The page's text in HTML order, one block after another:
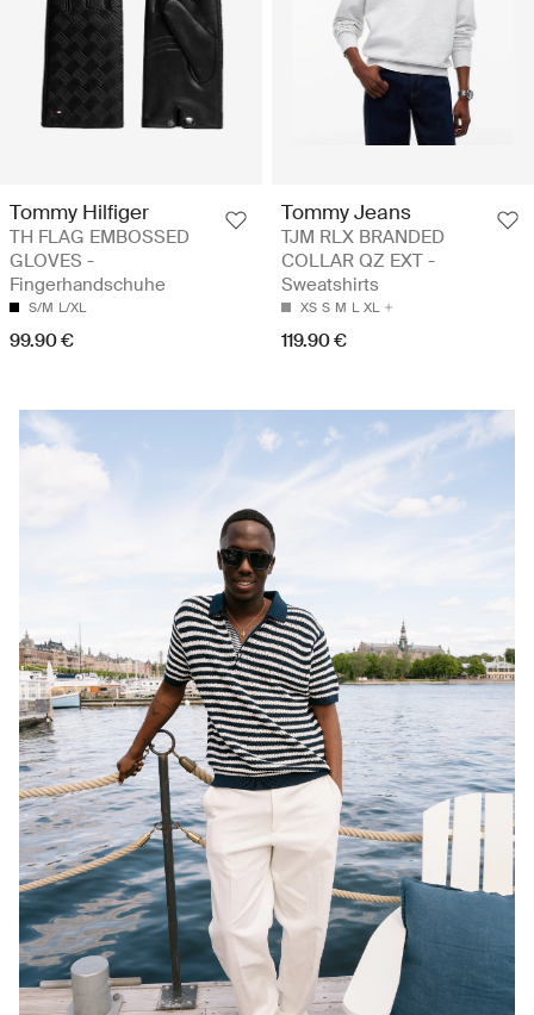
Tommy Hilfiger
TH FLAG EMBOSSED
GLOVES -
Fingerhandschuhe
S/M L/XL
99.90 €
Tommy Jeans
TJM RLX BRANDED
COLLAR QZ EXT -
Sweatshirts
XS S M L XL
119.90 €